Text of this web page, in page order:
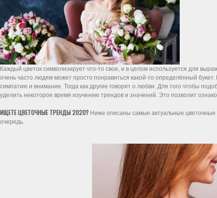
Каждый цветок символизирует что-то свое, и в целом используется для
очень часто людям может просто понравиться какой-то определённый
симпатию и внимание. Тогда как другие говорят о любви. Для того чтобы
уделить некоторое время изучению трендов и значений. Это позволит
ИЩЕТЕ ЦВЕТОЧНЫЕ ТРЕНДЫ 2020? Ниже описаны самые актуальные
очередь.